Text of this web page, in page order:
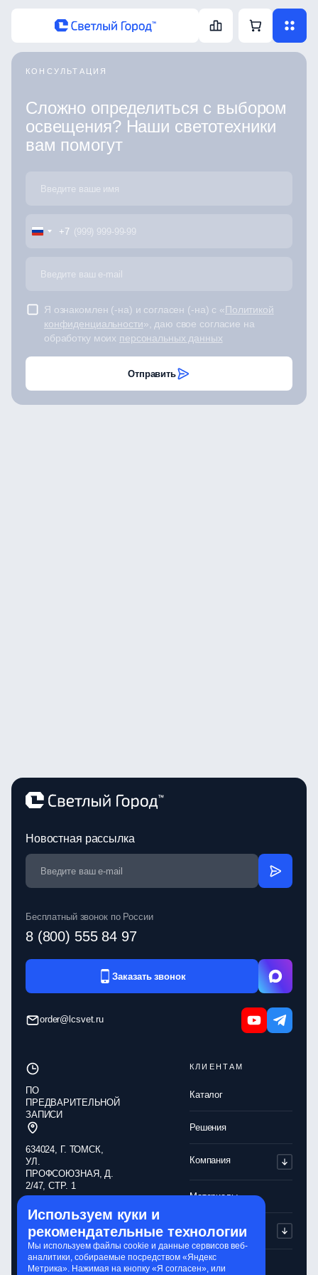
КОНСУЛЬТАЦИЯ
Сложно определиться с выбором
освещения? Наши светотехники
вам помогут
+7
Я ознакомлен (-на) и согласен (-на) с «Политикой
конфиденциальности», даю свое согласие на
обработку моих персональных данных
Отправить
Новостная рассылка
Бесплатный звонок по России
8 (800) 555 84 97
Заказать звонок
order@lcsvet.ru
КЛИЕНТАМ
Каталог
Решения
Компания
Материалы
Партнерам
Контакты
ПО
ПРЕДВАРИТЕЛЬНОЙ
ЗАПИСИ
634024, Г. ТОМСК,
УЛ.
ПРОФСОЮЗНАЯ, Д.
2/47, СТР. 1
Обработка
персональных
данных
Политика
Используем куки и
рекомендательные технологии
Мы используем файлы cookie и данные сервисов веб-
аналитики, собираемые посредством «Яндекс
Метрика». Нажимая на кнопку «Я согласен», или